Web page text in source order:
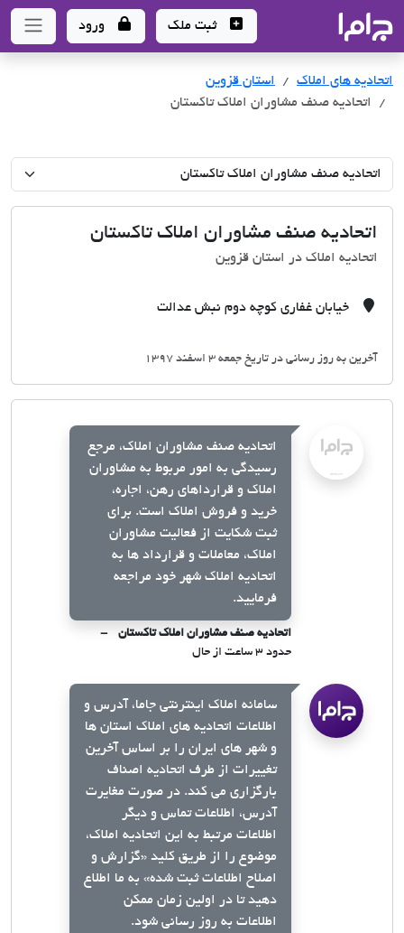
- سامانه جامع املاک و مشاورین املاک
ثبت ملک ورود
اتحادیه های املاک اتحادیه های املاک
استان قزوین
اتحادیه صنف مشاوران املاک تاکستان
اتحادیه صنف مشاوران املاک تاکستان
اتحادیه املاک در استان قزوین
خیابان غفاری کوچه دوم نبش عدالت
آخرین به روز رسانی در تاریخ جمعه 3 اسفند 1397
اتحادیه صنف مشاوران املاک، مرجع
رسیدگی به امور مربوط به مشاوران
املاک و قرارداهای رهن، اجاره،
خرید و فروش املاک است. برای
ثبت شکایت از فعالیت مشاوران
املاک، معاملات و قرارداد ها به
اتحادیه املاک شهر خود مراجعه
فرمایید.
اتحادیه صنف مشاوران املاک تاکستان
حدود ۳ ساعت از حال
سامانه املاک اینترنتی جاما، آدرس و
اطلاعات اتحادیه های املاک استان ها
و شهر های ایران را بر اساس آخرین
تغییرات از طرف اتحادیه اصناف
بارگزاری می کند. در صورت مغایرت
آدرس، اطلاعات تماس و دیگر
اطلاعات مرتبط به این اتحادیه املاک،
موضوع را از طریق کلید «گزارش و
اصلاح اطلاعات ثبت شده» به ما اطلاع
دهید تا در اولین زمان ممکن
اطلاعات به روز رسانی شود.